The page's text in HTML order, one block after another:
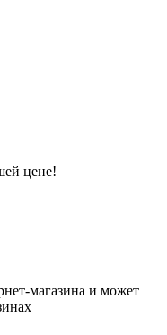
цене!
магазина и может